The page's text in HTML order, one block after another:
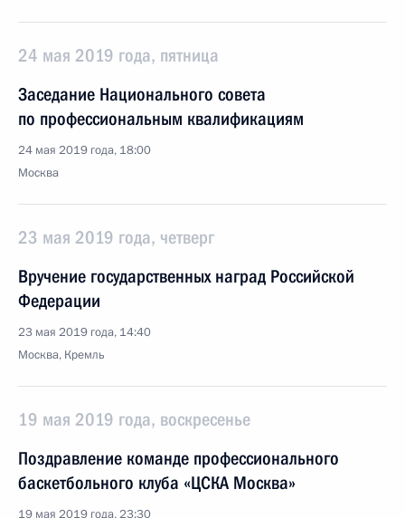
24 мая 2019 года, пятница
Заседание Национального совета
по профессиональным квалификациям
24 мая 2019 года, 18:00
Москва
23 мая 2019 года, четверг
Вручение государственных наград Российской
Федерации
23 мая 2019 года, 14:40
Москва, Кремль
19 мая 2019 года, воскресенье
Поздравление команде профессионального
баскетбольного клуба «ЦСКА Москва»
19 мая 2019 года, 23:30